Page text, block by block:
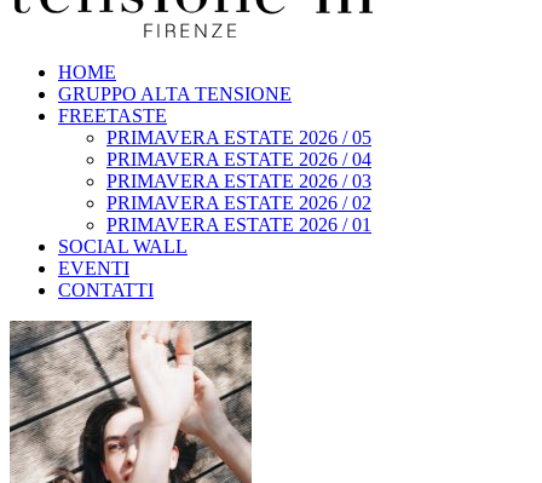
HOME
GRUPPO ALTA TENSIONE
FREETASTE
PRIMAVERA ESTATE 2026 / 05
PRIMAVERA ESTATE 2026 / 04
PRIMAVERA ESTATE 2026 / 03
PRIMAVERA ESTATE 2026 / 02
PRIMAVERA ESTATE 2026 / 01
SOCIAL WALL
EVENTI
CONTATTI